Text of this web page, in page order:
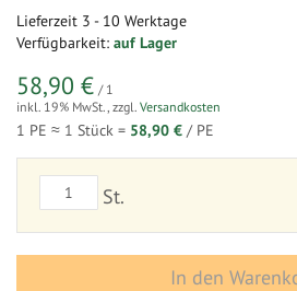
Lieferzeit 3 - 10 Werktage
Verfügbarkeit: auf Lager
58,90 € / 1
inkl. 19% MwSt., zzgl. Versandkosten
1 PE ≈ 1 Stück = 58,90 € / PE
St.
In den